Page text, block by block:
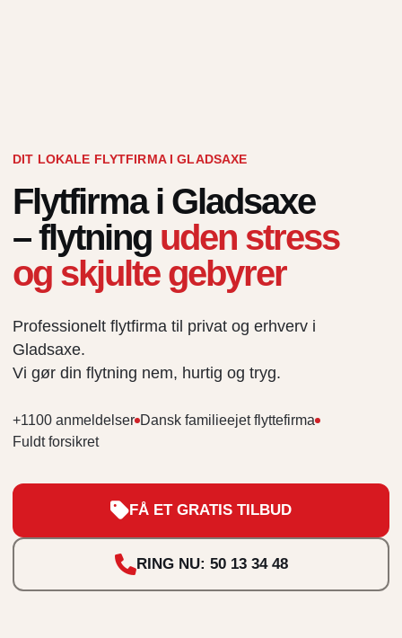
Åbningstider 07:00-17:00
DIT LOKALE FLYTFIRMA I GLADSAXE
Flytfirma i Gladsaxe
– flytning uden stress
og skjulte gebyrer
Professionelt flytfirma til privat og erhverv i
Gladsaxe.
Vi gør din flytning nem, hurtig og tryg.
+1100 anmeldelser Dansk familieejet flyttefirma
Fuldt forsikret
FÅ ET GRATIS TILBUD
RING NU: 50 13 34 48